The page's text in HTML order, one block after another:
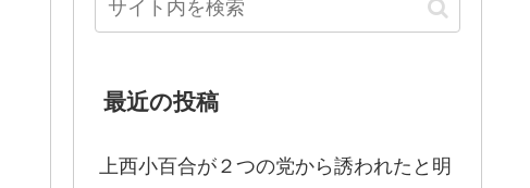
最近の投稿
上西小百合が２つの党から誘われたと明